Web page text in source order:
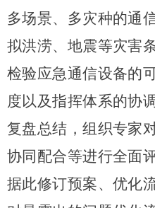
多场景、多灾种的通
拟洪涝、地震等灾害
检验应急通信设备的
度以及指挥体系的协
复盘总结，组织专家
协同配合等进行全面
据此修订预案、优化